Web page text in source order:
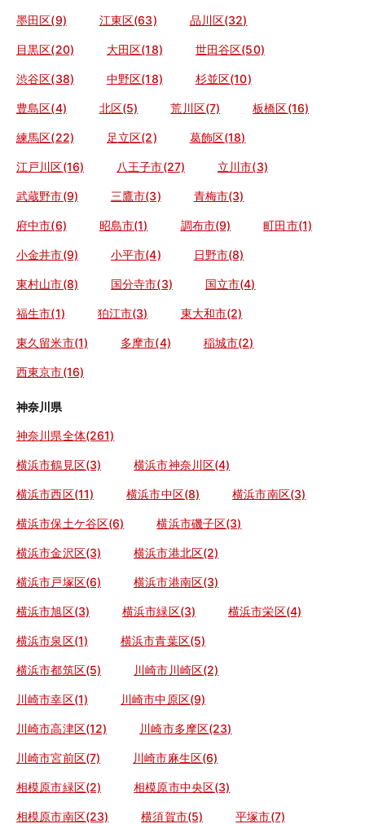
墨田区(9) 江東区(63) 品川区(32)
目黒区(20) 大田区(18) 世田谷区(50)
渋谷区(38) 中野区(18) 杉並区(10)
豊島区(4) 北区(5) 荒川区(7) 板橋区(16)
練馬区(22) 足立区(2) 葛飾区(18)
江戸川区(16) 八王子市(27) 立川市(3)
武蔵野市(9) 三鷹市(3) 青梅市(3)
府中市(6) 昭島市(1) 調布市(9) 町田市(1)
小金井市(9) 小平市(4) 日野市(8)
東村山市(8) 国分寺市(3) 国立市(4)
福生市(1) 狛江市(3) 東大和市(2)
東久留米市(1) 多摩市(4) 稲城市(2)
西東京市(16)
神奈川県
神奈川県全体(261)
横浜市鶴見区(3) 横浜市神奈川区(4)
横浜市西区(11) 横浜市中区(8) 横浜市南区(3)
横浜市保土ケ谷区(6) 横浜市磯子区(3)
横浜市金沢区(3) 横浜市港北区(2)
横浜市戸塚区(6) 横浜市港南区(3)
横浜市旭区(3) 横浜市緑区(3) 横浜市栄区(4)
横浜市泉区(1) 横浜市青葉区(5)
横浜市都筑区(5) 川崎市川崎区(2)
川崎市幸区(1) 川崎市中原区(9)
川崎市高津区(12) 川崎市多摩区(23)
川崎市宮前区(7) 川崎市麻生区(6)
相模原市緑区(2) 相模原市中央区(3)
相模原市南区(23) 横須賀市(5) 平塚市(7)